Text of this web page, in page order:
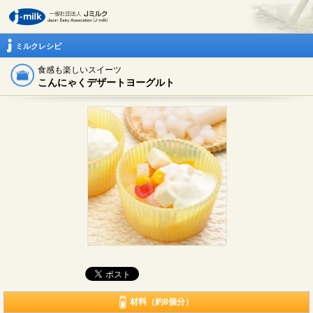
ミルクレシピ
食感も楽しいスイーツ
こんにゃくデザートヨーグルト
材料（約8個分）